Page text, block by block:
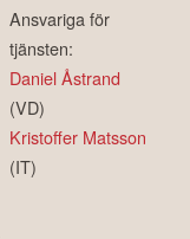
Ansvariga för
tjänsten:
Daniel Åstrand
(VD)
Kristoffer Matsson
(IT)